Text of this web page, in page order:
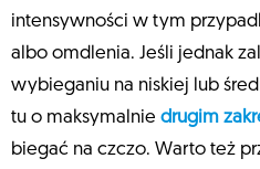
intensywności w tym
albo omdlenia. Jeśli jednak
wybieganiu na niskiej lub
tu o maksymalnie drugim
biegać na czczo. Warto też